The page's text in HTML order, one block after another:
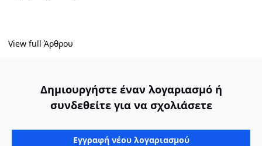
View full Άρθρου
Δημιουργήστε έναν λογαριασμό ή
συνδεθείτε για να σχολιάσετε
Εγγραφή νέου λογαριασμού